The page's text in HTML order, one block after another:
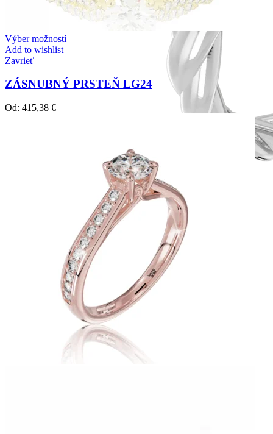
Twist Elegance
Zásnubné prstne z kolekcie Twist Elegance.
Výber možností
Add to wishlist
Zavrieť
ZÁSNUBNÝ PRSTEŇ LG24
Od: 415,38 €